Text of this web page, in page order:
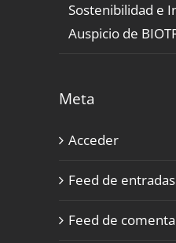
Sostenibilidad e
Auspicio de
Meta
Acceder
Feed de entradas
Feed de